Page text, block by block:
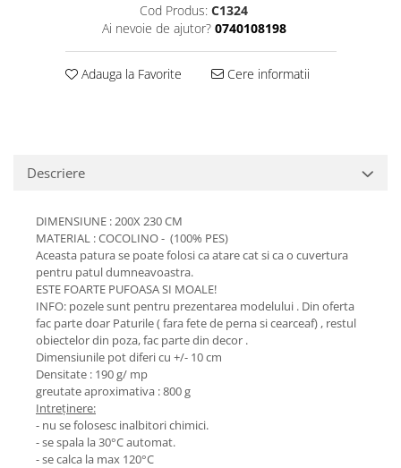
Cod Produs: C1324
Ai nevoie de ajutor? 0740108198
Adauga la Favorite Cere informatii
Descriere
DIMENSIUNE : 200X 230 CM
MATERIAL : COCOLINO - (100% PES)
Aceasta patura se poate folosi ca atare cat si ca o cuvertura
pentru patul dumneavoastra.
ESTE FOARTE PUFOASA SI MOALE!
INFO: pozele sunt pentru prezentarea modelului . Din oferta
fac parte doar Paturile ( fara fete de perna si cearceaf) , restul
obiectelor din poza, fac parte din decor .
Dimensiunile pot diferi cu +/- 10 cm
Densitate : 190 g/ mp
greutate aproximativa : 800 g
Intreținere:
- nu se folosesc inalbitori chimici.
- se spala la 30°C automat.
- se calca la max 120°C